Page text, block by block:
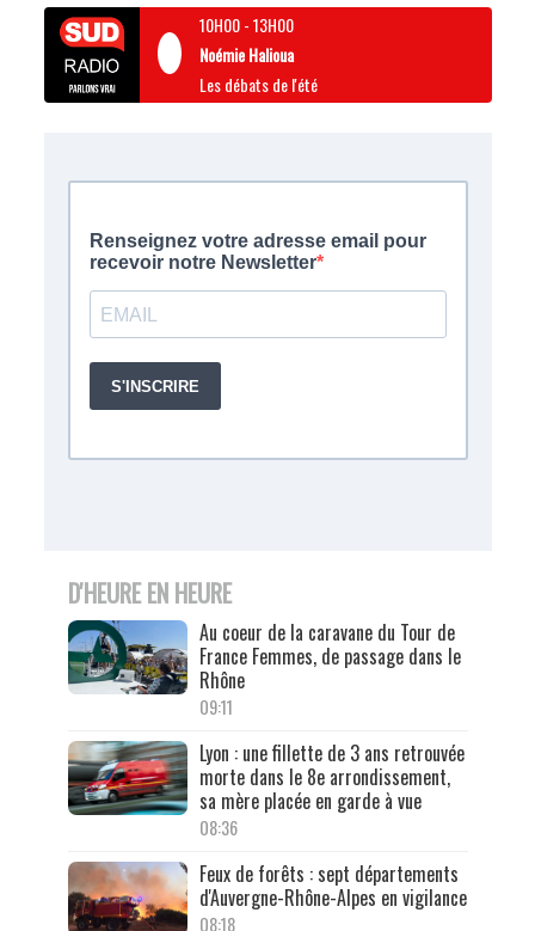
10H00-13H00
Noémie Halioua
Les débats de l'été
D'HEURE EN HEURE
Au coeur de la caravane du Tour de
France Femmes, de passage dans le
Rhône
09:11
Lyon : une fillette de 3 ans retrouvée
morte dans le 8e arrondissement,
sa mère placée en garde à vue
08:36
Feux de forêts : sept départements
d'Auvergne-Rhône-Alpes en vigilance
08:18